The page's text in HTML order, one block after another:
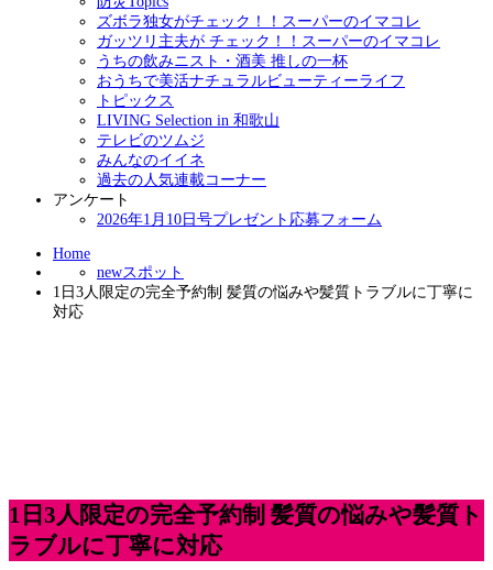
ズボラ独女がチェック！！スーパーのイマコレ
ガッツリ主夫が チェック！！スーパーのイマコレ
うちの飲みニスト・酒美 推しの一杯
おうちで美活ナチュラルビューティーライフ
トピックス
LIVING Selection in 和歌山
テレビのツムジ
みんなのイイネ
過去の人気連載コーナー
アンケート
2026年1月10日号プレゼント応募フォーム
Home
newスポット
1日3人限定の完全予約制 髪質の悩みや髪質トラブルに丁寧に
対応
1日3人限定の完全予約制 髪質の悩みや髪質ト
ラブルに丁寧に対応